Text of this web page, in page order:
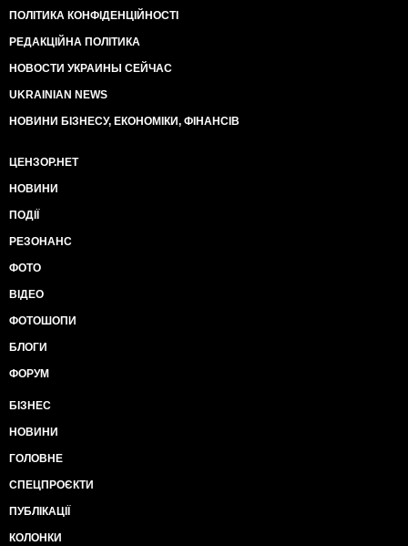
ПОЛІТИКА КОНФІДЕНЦІЙНОСТІ
РЕДАКЦІЙНА ПОЛІТИКА
НОВОСТИ УКРАИНЫ СЕЙЧАС
UKRAINIAN NEWS
НОВИНИ БІЗНЕСУ, ЕКОНОМІКИ, ФІНАНСІВ
ЦЕНЗОР.НЕТ
НОВИНИ
ПОДІЇ
РЕЗОНАНС
ФОТО
ВІДЕО
ФОТОШОПИ
БЛОГИ
ФОРУМ
БІЗНЕС
НОВИНИ
ГОЛОВНЕ
СПЕЦПРОЄКТИ
ПУБЛІКАЦІЇ
КОЛОНКИ